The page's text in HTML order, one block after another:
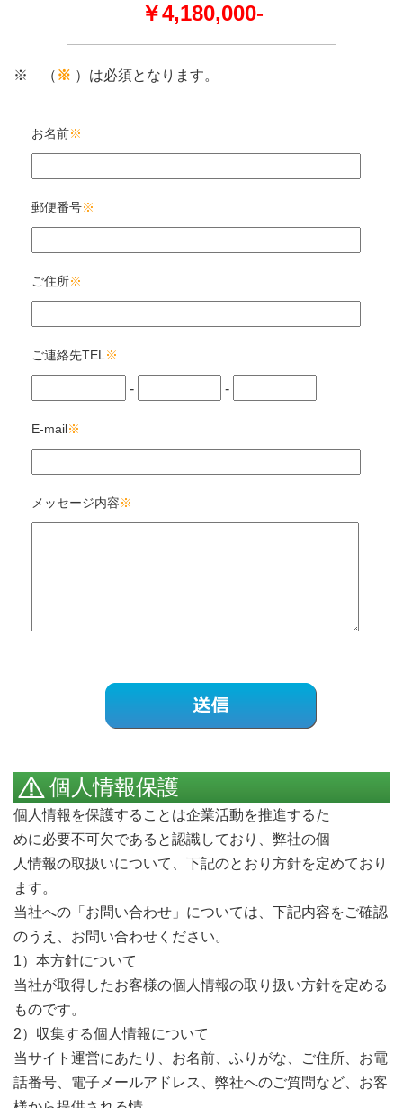
￥4,180,000-
※ （ ※ ）は必須となります。
お名前※
郵便番号※
ご住所※
ご連絡先TEL※
- -
E-mail※
メッセージ内容※
個人情報保護
個人情報を保護することは企業活動を推進するた
めに必要不可欠であると認識しており、弊社の個
人情報の取扱いについて、下記のとおり方針を定めており
ます。
当社への「お問い合わせ」については、下記内容をご確認
のうえ、お問い合わせください。
1）本方針について
当社が取得したお客様の個人情報の取り扱い方針を定める
ものです。
2）収集する個人情報について
当サイト運営にあたり、お名前、ふりがな、ご住所、お電
話番号、電子メールアドレス、弊社へのご質問など、お客